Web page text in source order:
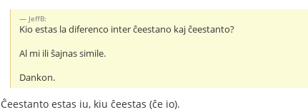
JeffB:
Kio estas la diferenco inter ĉeestano kaj ĉeestanto?
Al mi ili ŝajnas simile.
Dankon.
Ĉeestanto estas iu, kiu ĉeestas (ĉe io).